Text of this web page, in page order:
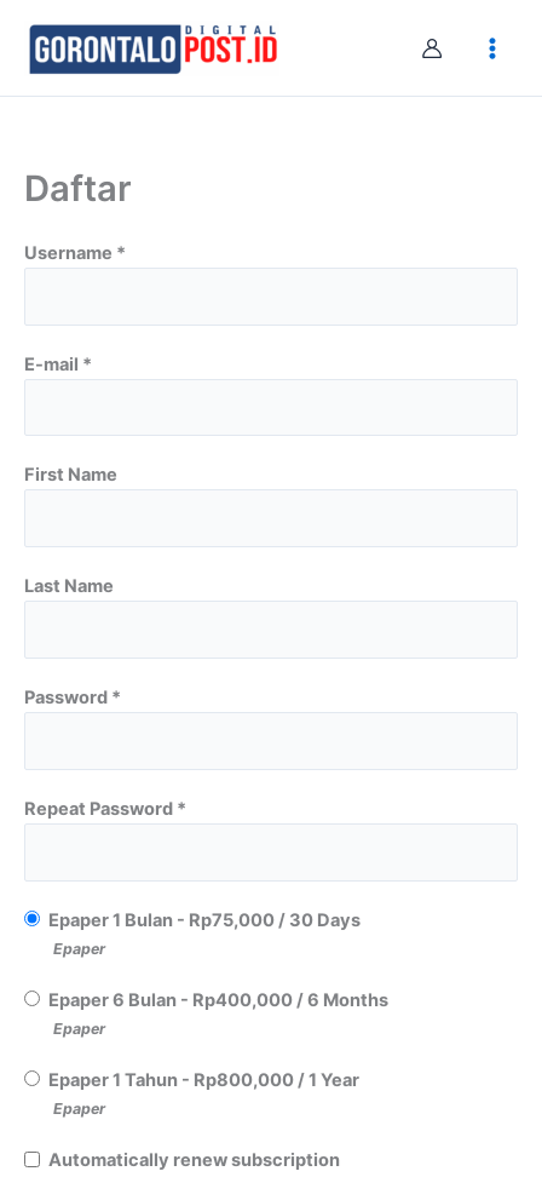
content
Daftar
Username *
E-mail *
First Name
Last Name
Password *
Repeat Password *
Epaper 1 Bulan - Rp75,000/ 30 Days
Epaper
Epaper 6 Bulan - Rp400,000/6 Months
Epaper
Epaper 1 Tahun - Rp800,000/1 Year
Epaper
Automatically renew subscription